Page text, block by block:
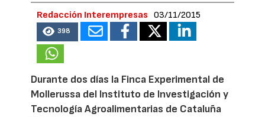
Redacción Interempresas 03/11/2015
398
Durante dos días la Finca Experimental de
Mollerussa del Instituto de Investigación y
Tecnología Agroalimentarias de Cataluña